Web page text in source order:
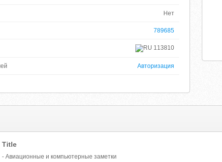
Нет
789685
113810
Авторизация
Title
- Авиационные и компьютерные заметки